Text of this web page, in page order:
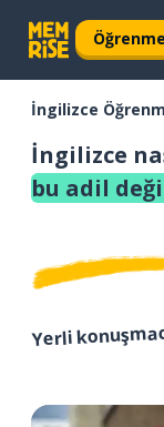
İngilizce
İngilizce
bu adil
Yerli